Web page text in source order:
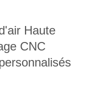
Haute
CNC